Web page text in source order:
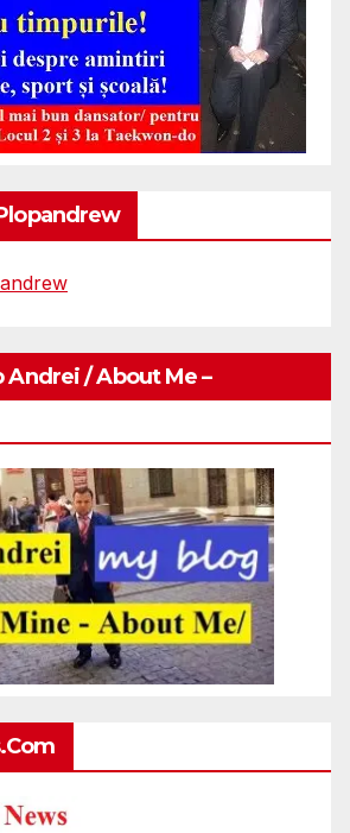
Andrei / About Me –